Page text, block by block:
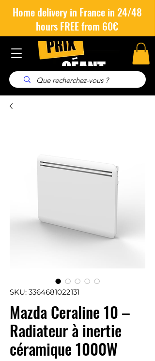
Home delivery in France in 24/48
hours FREE from 60€
SKU: 3364681022131
Mazda Ceraline 10 –
Radiateur à inertie
céramique 1000W